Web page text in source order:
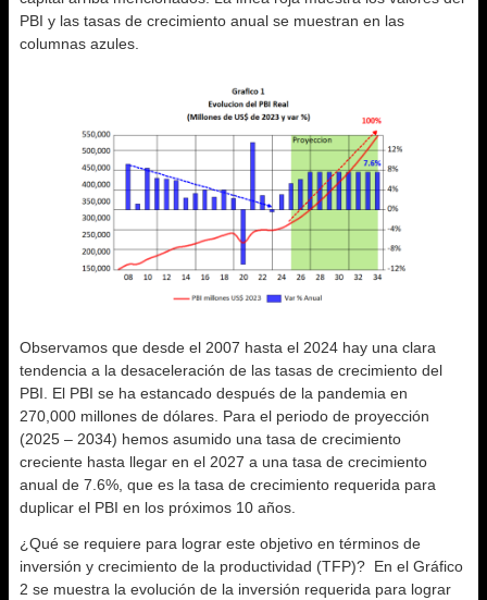
PBI y las tasas de crecimiento anual se muestran en las
columnas azules.
Observamos que desde el 2007 hasta el 2024 hay una clara
tendencia a la desaceleración de las tasas de crecimiento del
PBI. El PBI se ha estancado después de la pandemia en
270,000 millones de dólares. Para el periodo de proyección
(2025 – 2034) hemos asumido una tasa de crecimiento
creciente hasta llegar en el 2027 a una tasa de crecimiento
anual de 7.6%, que es la tasa de crecimiento requerida para
duplicar el PBI en los próximos 10 años.
¿Qué se requiere para lograr este objetivo en términos de
inversión y crecimiento de la productividad (TFP)? En el Gráfico
2 se muestra la evolución de la inversión requerida para lograr